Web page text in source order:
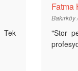
Tek
Fatma
"Stor